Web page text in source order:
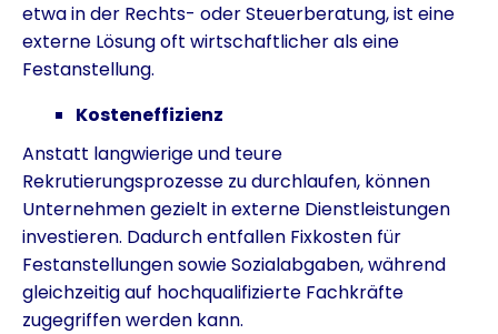
etwa in der Rechts- oder Steuerberatung, ist eine
externe Lösung oft wirtschaftlicher als eine
Festanstellung.
Kosteneffizienz
Anstatt langwierige und teure
Rekrutierungsprozesse zu durchlaufen, können
Unternehmen gezielt in externe Dienstleistungen
investieren. Dadurch entfallen Fixkosten für
Festanstellungen sowie Sozialabgaben, während
gleichzeitig auf hochqualifizierte Fachkräfte
zugegriffen werden kann.